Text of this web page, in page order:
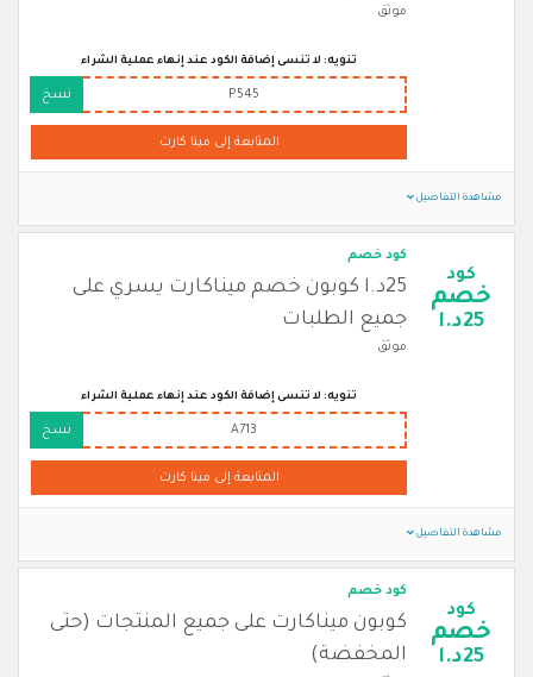
موثق
تنويه: لا تنسى إضافة الكود عند إنهاء عملية الشراء
P545 نسخ
المتابعة إلى مينا كارت
مشاهدة التفاصيل
كود
خصم
25د.ا
كود خصم
25د.ا كوبون خصم ميناكارت يسري على
جميع الطلبات
موثق
تنويه: لا تنسى إضافة الكود عند إنهاء عملية الشراء
A713 نسخ
المتابعة إلى مينا كارت
مشاهدة التفاصيل
كود
خصم
25د.ا
كود خصم
كوبون ميناكارت على جميع المنتجات (حتى
المخفضة)